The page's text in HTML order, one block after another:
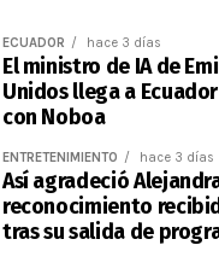
ECUADOR hace 3 días
El ministro de IA de
Unidos llega a
con Noboa
ENTRETENIMIENTO hace 3 días
Así agradeció
reconocimiento
tras su salida de